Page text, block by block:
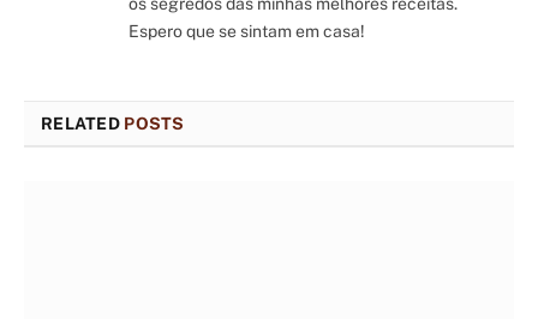
Espero que se sintam em casa!
RELATED POSTS